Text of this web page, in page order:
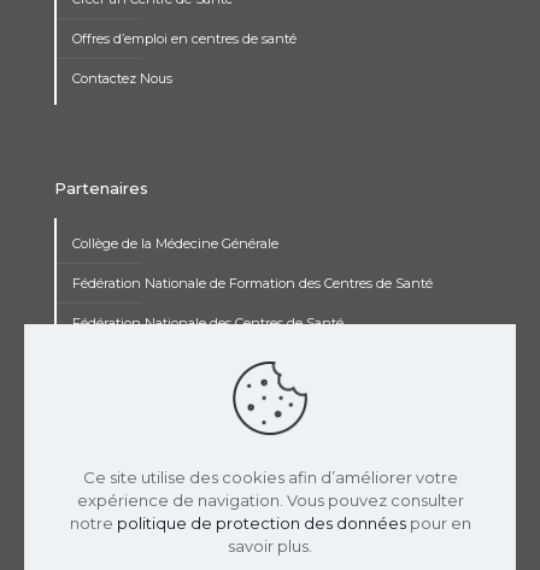
Offres d’emploi en centres de santé
Contactez Nous
Partenaires
Collège de la Médecine Générale
Fédération Nationale de Formation des Centres de Santé
Fédération Nationale des Centres de Santé
Institut de Recherche Jean François Rey
Ce site utilise des cookies afin d’améliorer votre
expérience de navigation. Vous pouvez consulter
notre politique de protection des donnéespour en
savoir plus.